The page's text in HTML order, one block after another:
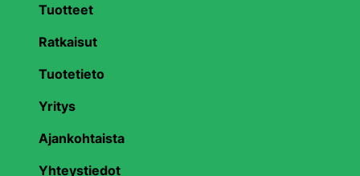
Tuotteet
Ratkaisut
Tuotetieto
Yritys
Ajankohtaista
Yhteystiedot